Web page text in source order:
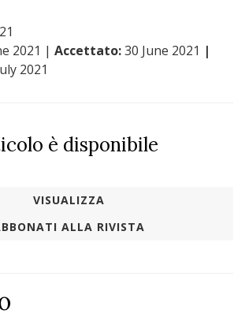
2021 | Accettato:30 June 2021 |
2021
è disponibile
VISUALIZZA
ALLA RIVISTA